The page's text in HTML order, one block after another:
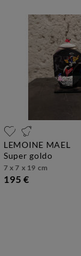
LEMOINE MAEL
super goldo
7 x 7 x 19 cm
195 €